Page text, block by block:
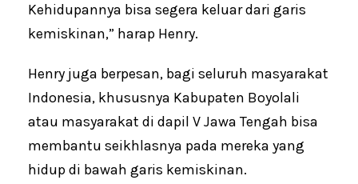
Kehidupannya bisa segera keluar dari garis
kemiskinan,” harap Henry.
Henry juga berpesan, bagi seluruh masyarakat
Indonesia, khususnya Kabupaten Boyolali
atau masyarakat di dapil V Jawa Tengah bisa
membantu seikhlasnya pada mereka yang
hidup di bawah garis kemiskinan.